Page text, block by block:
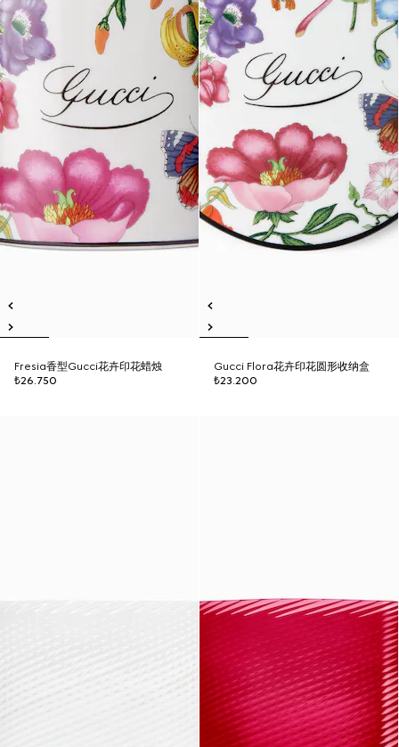
Fresia香型Gucci花卉印花蜡烛
₺26.750
Gucci Flora花卉印花圆形收纳盒
₺23.200